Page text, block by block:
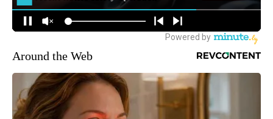
Around the Web